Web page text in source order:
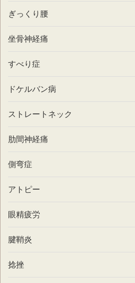
ぎっくり腰
坐骨神経痛
すべり症
ドケルバン病
ストレートネック
肋間神経痛
側弯症
アトピー
眼精疲労
腱鞘炎
捻挫